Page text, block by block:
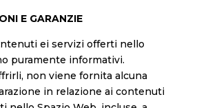
E GARANZIE
ei servizi offerti nello
puramente informativi.
non viene fornita alcuna
in relazione ai contenuti